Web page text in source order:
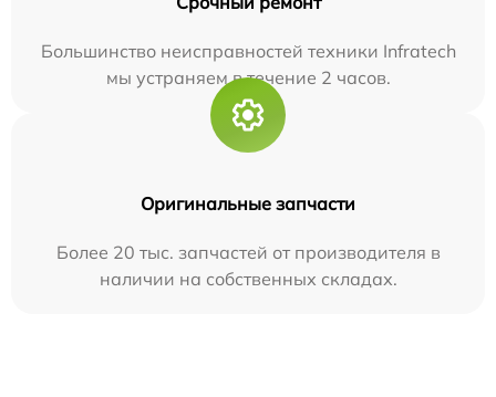
Большинство неисправностей техники Infratech
мы устраняем в течение 2 часов.
Оригинальные запчасти
Более 20 тыс. запчастей от производителя в
наличии на собственных складах.